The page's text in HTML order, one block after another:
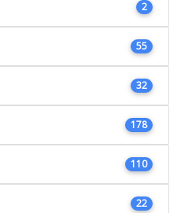
2
55
32
178
110
22